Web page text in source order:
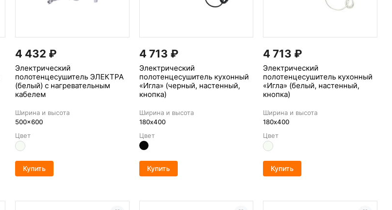
4 432 ₽
Электрический
полотенцесушитель ЭЛЕКТРА
(белый) с нагревательным
кабелем
Ширина и высота
500x600
Цвет
Купить
4 713 ₽
Электрический
полотенцесушитель кухонный
«Игла» (черный, настенный,
кнопка)
Ширина и высота
180х400
Цвет
Купить
4 713 ₽
Электрический
полотенцесушитель кухонный
«Игла» (белый, настенный,
кнопка)
Ширина и высота
180х400
Цвет
Купить